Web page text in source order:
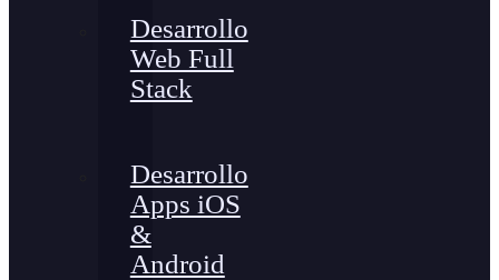
Desarrollo
Web Full
Stack
Desarrollo
Apps iOS
&
Android